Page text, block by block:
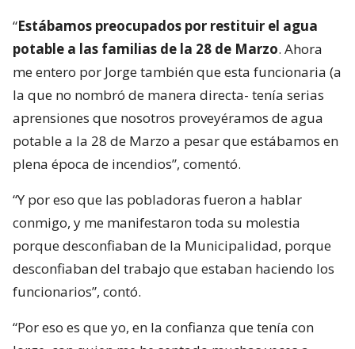
“Estábamos preocupados por restituir el agua
potable a las familias de la 28 de Marzo. Ahora
me entero por Jorge también que esta funcionaria (a
la que no nombró de manera directa- tenía serias
aprensiones que nosotros proveyéramos de agua
potable a la 28 de Marzo a pesar que estábamos en
plena época de incendios”, comentó.
“Y por eso que las pobladoras fueron a hablar
conmigo, y me manifestaron toda su molestia
porque desconfiaban de la Municipalidad, porque
desconfiaban del trabajo que estaban haciendo los
funcionarios”, contó.
“Por eso es que yo, en la confianza que tenía con